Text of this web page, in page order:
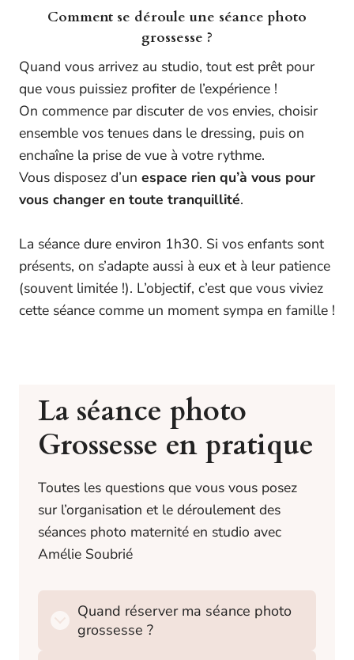
Comment se déroule une séance photo
grossesse ?
Quand vous arrivez au studio, tout est prêt pour
que vous puissiez profiter de l’expérience !
On commence par discuter de vos envies, choisir
ensemble vos tenues dans le dressing, puis on
enchaîne la prise de vue à votre rythme.
Vous disposez d’un espace rien qu’à vous pour
vous changer en toute tranquillité.
La séance dure environ 1h30. Si vos enfants sont
présents, on s’adapte aussi à eux et à leur patience
(souvent limitée !). L’objectif, c’est que vous viviez
cette séance comme un moment sympa en famille !
La séance photo
Grossesse en pratique
Toutes les questions que vous vous posez
sur l’organisation et le déroulement des
séances photo maternité en studio avec
Amélie Soubrié
Quand réserver ma séance photo
grossesse ?